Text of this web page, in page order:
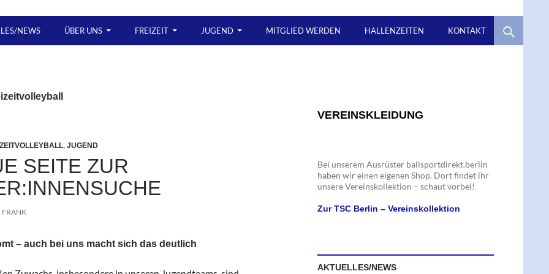
NEWS ÜBER UNS FREIZEIT JUGEND MITGLIED WERDEN HALLENZEITEN KONTAKT
, JUGEND
SEITE ZUR
FRANK
– auch bei uns macht sich das deutlich
VEREINSKLEIDUNG
Bei unserem Ausrüster ballsportdirekt.berlin
haben wir einen eigenen Shop. Dort findet ihr
unsere Vereinskollektion – schaut vorbei!
Zur TSC Berlin – Vereinskollektion
AKTUELLES/NEWS